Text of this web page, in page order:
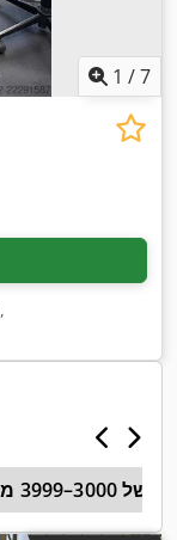
1 /7
,
מכונות חיתוך בלייזר עם תנועת X של 3000–3999 מ"מ